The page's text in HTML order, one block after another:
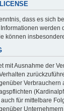
dass es sich
werden
können
mit Ausnahme der
für mittelbare